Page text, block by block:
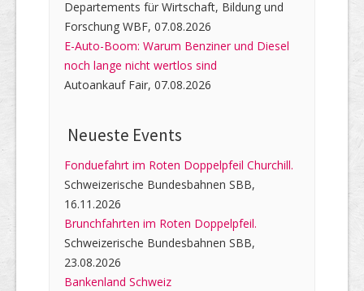
Departements für Wirtschaft, Bildung und
Forschung WBF, 07.08.2026
E-Auto-Boom: Warum Benziner und Diesel
noch lange nicht wertlos sind
Autoankauf Fair, 07.08.2026
Neueste Events
Fonduefahrt im Roten Doppelpfeil Churchill.
Schweizerische Bundesbahnen SBB,
16.11.2026
Brunchfahrten im Roten Doppelpfeil.
Schweizerische Bundesbahnen SBB,
23.08.2026
Bankenland Schweiz